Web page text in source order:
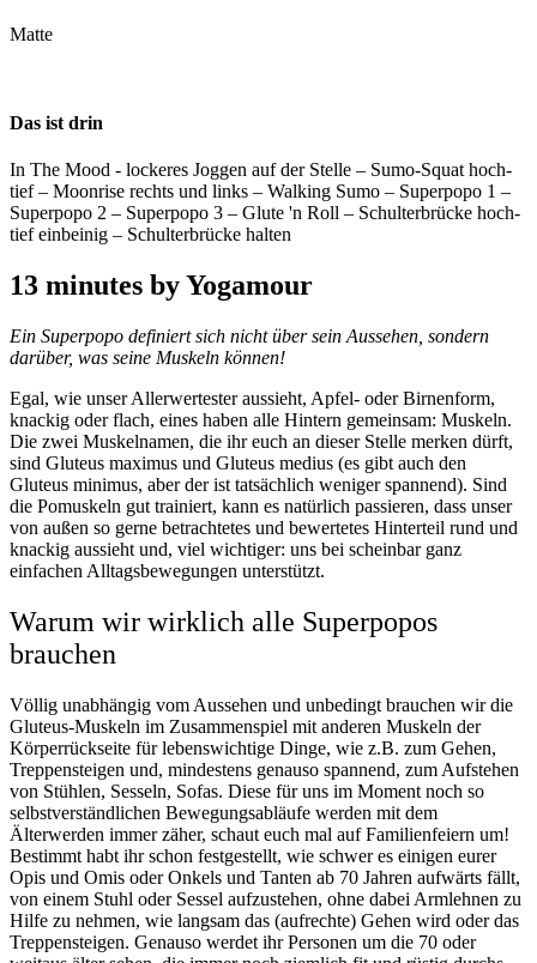
Matte
Das ist drin
In The Mood - lockeres Joggen auf der Stelle – Sumo-Squat hoch-
tief – Moonrise rechts und links – Walking Sumo – Superpopo 1 –
Superpopo 2 – Superpopo 3 – Glute 'n Roll – Schulterbrücke hoch-
tief einbeinig – Schulterbrücke halten
13 minutes by Yogamour
Ein Superpopo definiert sich nicht über sein Aussehen, sondern
darüber, was seine Muskeln können!
Egal, wie unser Allerwertester aussieht, Apfel- oder Birnenform,
knackig oder flach, eines haben alle Hintern gemeinsam: Muskeln.
Die zwei Muskelnamen, die ihr euch an dieser Stelle merken dürft,
sind Gluteus maximus und Gluteus medius (es gibt auch den
Gluteus minimus, aber der ist tatsächlich weniger spannend). Sind
die Pomuskeln gut trainiert, kann es natürlich passieren, dass unser
von außen so gerne betrachtetes und bewertetes Hinterteil rund und
knackig aussieht und, viel wichtiger: uns bei scheinbar ganz
einfachen Alltagsbewegungen unterstützt.
Warum wir wirklich alle Superpopos
brauchen
Völlig unabhängig vom Aussehen und unbedingt brauchen wir die
Gluteus-Muskeln im Zusammenspiel mit anderen Muskeln der
Körperrückseite für lebenswichtige Dinge, wie z.B. zum Gehen,
Treppensteigen und, mindestens genauso spannend, zum Aufstehen
von Stühlen, Sesseln, Sofas. Diese für uns im Moment noch so
selbstverständlichen Bewegungsabläufe werden mit dem
Älterwerden immer zäher, schaut euch mal auf Familienfeiern um!
Bestimmt habt ihr schon festgestellt, wie schwer es einigen eurer
Opis und Omis oder Onkels und Tanten ab 70 Jahren aufwärts fällt,
von einem Stuhl oder Sessel aufzustehen, ohne dabei Armlehnen zu
Hilfe zu nehmen, wie langsam das (aufrechte) Gehen wird oder das
Treppensteigen. Genauso werdet ihr Personen um die 70 oder